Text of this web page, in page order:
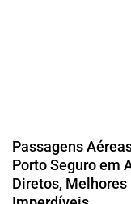
Passagens
Porto Seguro em
Diretos,